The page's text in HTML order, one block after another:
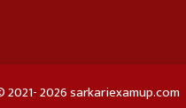
2026 sarkariexamup.com